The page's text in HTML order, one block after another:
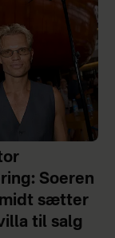
Soeren
sætter
til salg